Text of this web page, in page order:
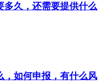
多久，还需要提供什么
，如何申报，有什么风